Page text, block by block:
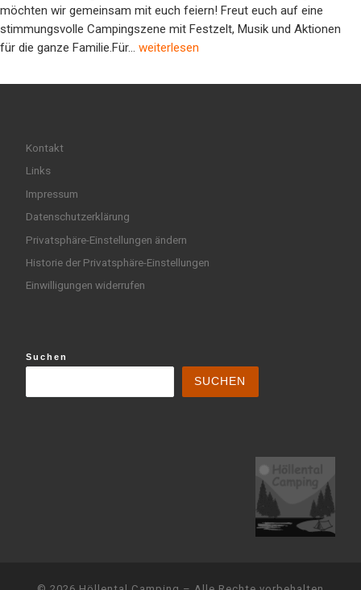
möchten wir gemeinsam mit euch feiern! Freut euch auf eine
stimmungsvolle Campingszene mit Festzelt, Musik und Aktionen
für die ganze Familie.Für… 5 Jahre Campingplatz
weiterlesen
Kontakt
Links
Impressum
Datenschutzerklärung
Privatsphäre-Einstellungen ändern
Historie der Privatsphäre-Einstellungen
Einwilligungen widerrufen
Suchen
SUCHEN